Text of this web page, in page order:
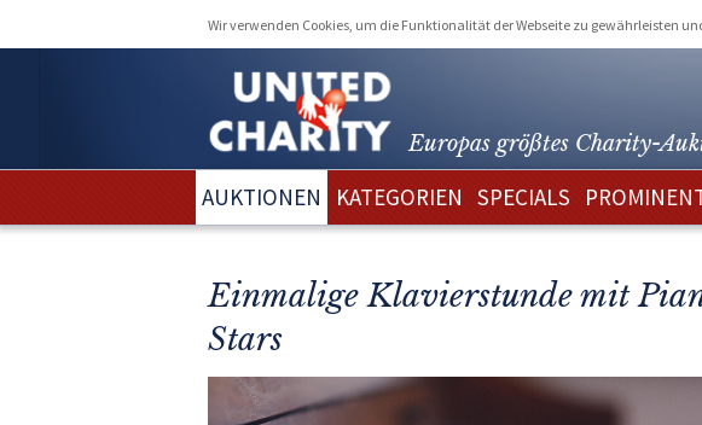
Wir verwenden Cookies, um die Funktionalität der Webseite zu gewährleisten
Europas größtes Charity-
AUKTIONEN KATEGORIEN SPECIALS
Einmalige Klavierstunde mit
Stars